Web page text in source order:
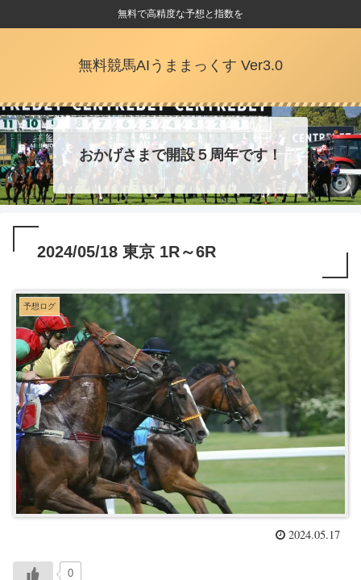
無料で高精度な予想と指数を
無料競馬AIうままっくす Ver3.0
おかげさまで開設５周年です！
2024/05/18 東京 1R～6R
予想ログ
2024.05.17
0